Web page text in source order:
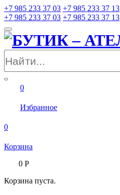
+7 985 233 37 03 +7 985 233 37 13
+7 985 233 37 03 +7 985 233 37 13
0
Избранное
0
Корзина
0Р
Корзина пуста.